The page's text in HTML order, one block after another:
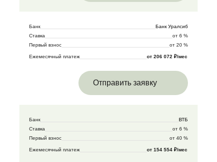
Банк
Банк Уралсиб
Ставка
от 6 %
Первый взнос
от 20 %
Ежемесячный платеж от 206 072 ₽/мес
Отправить заявку
Банк
ВТБ
Ставка
от 6 %
Первый взнос
от 40 %
Ежемесячный платеж от 154 554 ₽/мес